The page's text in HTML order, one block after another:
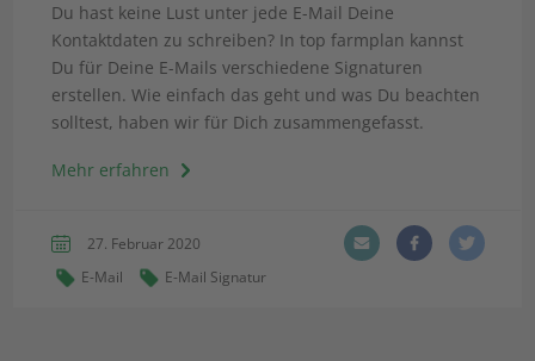
Du hast keine Lust unter jede E-Mail Deine
Kontaktdaten zu schreiben? In top farmplan kannst
Du für Deine E-Mails verschiedene Signaturen
erstellen. Wie einfach das geht und was Du beachten
solltest, haben wir für Dich zusammengefasst.
Mehr erfahren
27. Februar 2020
E-Mail
E-Mail Signatur